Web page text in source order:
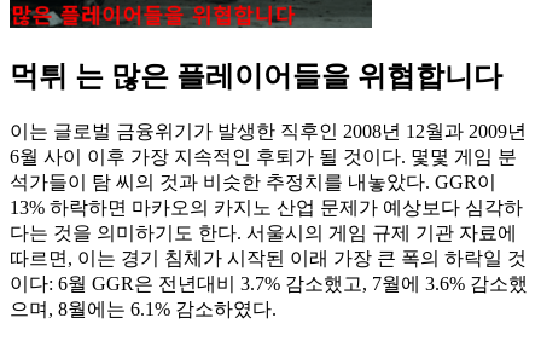
먹튀 는 많은 플레이어들을 위협합니다
이는 글로벌 금융위기가 발생한 직후인 2008년 12월과 2009년
6월 사이 이후 가장 지속적인 후퇴가 될 것이다. 몇몇 게임 분
석가들이 탐 씨의 것과 비슷한 추정치를 내놓았다. GGR이
13% 하락하면 마카오의 카지노 산업 문제가 예상보다 심각하
다는 것을 의미하기도 한다. 서울시의 게임 규제 기관 자료에
따르면, 이는 경기 침체가 시작된 이래 가장 큰 폭의 하락일 것
이다: 6월 GGR은 전년대비 3.7% 감소했고, 7월에 3.6% 감소했
으며, 8월에는 6.1% 감소하였다.